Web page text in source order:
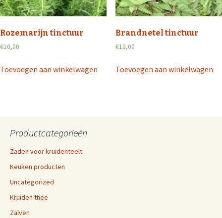
Rozemarijn tinctuur
€10,00
Toevoegen aan winkelwagen
Brandnetel tinctuur
€10,00
Toevoegen aan winkelwagen
Productcategorieën
Zaden voor kruidenteelt
Keuken producten
Uncategorized
Kruiden thee
Zalven